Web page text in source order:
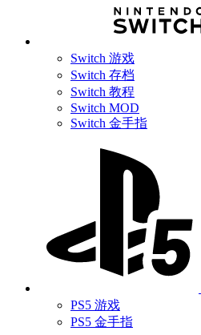
Switch 游戏
Switch 存档
Switch 教程
Switch MOD
Switch 金手指
PS5 游戏
PS5 金手指